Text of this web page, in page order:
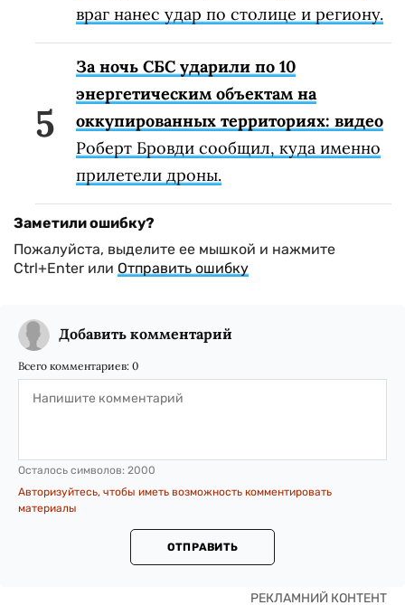
враг нанес удар по столице и региону.
За ночь СБС ударили по 10
энергетическим объектам на
оккупированных территориях: видео
Роберт Бровди сообщил, куда именно
прилетели дроны.
Заметили ошибку?
Пожалуйста, выделите ее мышкой и нажмите
Ctrl+Enter или Отправить ошибку
Добавить комментарий
Всего комментариев: 0
Осталось символов: 2000
Авторизуйтесь, чтобы иметь возможность комментировать
материалы
ОТПРАВИТЬ